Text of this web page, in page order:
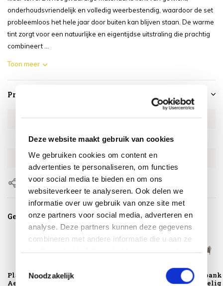
Deze website maakt gebruik van cookies
We gebruiken cookies om content en
advertenties te personaliseren, om functies
voor social media te bieden en om ons
websiteverkeer te analyseren. Ook delen we
informatie over uw gebruik van onze site met
onze partners voor social media, adverteren en
analyse. Deze partners kunnen deze gegevens
combineren met andere informatie die u aan ze
Noodzakelijk
onderhoudsvriendelijk en volledig weerbestendig, waardoor de set
probleemloos het hele jaar door buiten kan blijven staan. De warme
tint zorgt voor een natuurlijke en eigentijdse uitstraling die prachtig
combineert ...
Toon meer
Productspecificaties
Artikelnummer 4SO161189074
SKU 4SO161189074
EAN 8720848346994
Delen
Gerelateerde producten
Platinum
AeroCover
Barolo stoel bank
loungeset 3 delig